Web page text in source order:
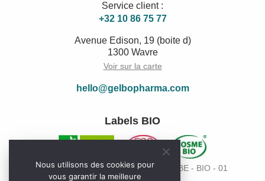
Service client :
+32 10 86 75 77
Avenue Edison, 19 (boite d)
1300 Wavre
Voir sur la carte
hello@gelbopharma.com
Labels BIO
Code de l’organisme de contrôle Bio: BE - BIO - 01
Nous utilisons des cookies pour
vous garantir la meilleure